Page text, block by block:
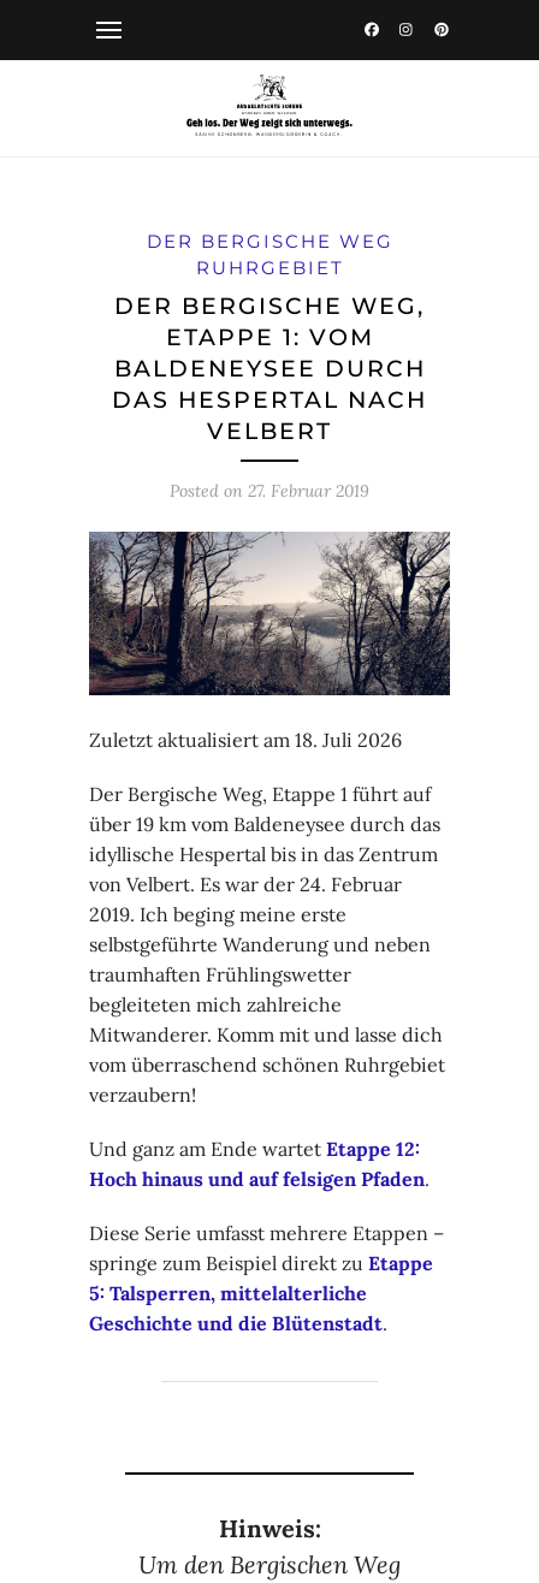
DER BERGISCHE WEG
RUHRGEBIET
DER BERGISCHE WEG,
ETAPPE 1: VOM
BALDENEYSEE DURCH
DAS HESPERTAL NACH
VELBERT
Posted on 27. Februar 2019
Zuletzt aktualisiert am 18. Juli 2026
Der Bergische Weg, Etappe 1 führt auf
über 19 km vom Baldeneysee durch das
idyllische Hespertal bis in das Zentrum
von Velbert. Es war der 24. Februar
2019. Ich beging meine erste
selbstgeführte Wanderung und neben
traumhaften Frühlingswetter
begleiteten mich zahlreiche
Mitwanderer. Komm mit und lasse dich
vom überraschend schönen Ruhrgebiet
verzaubern!
Und ganz am Ende wartet Etappe 12:
Hoch hinaus und auf felsigen Pfaden.
Diese Serie umfasst mehrere Etappen –
springe zum Beispiel direkt zu Etappe
5: Talsperren, mittelalterliche
Geschichte und die Blütenstadt.
Hinweis:
Um den Bergischen Weg